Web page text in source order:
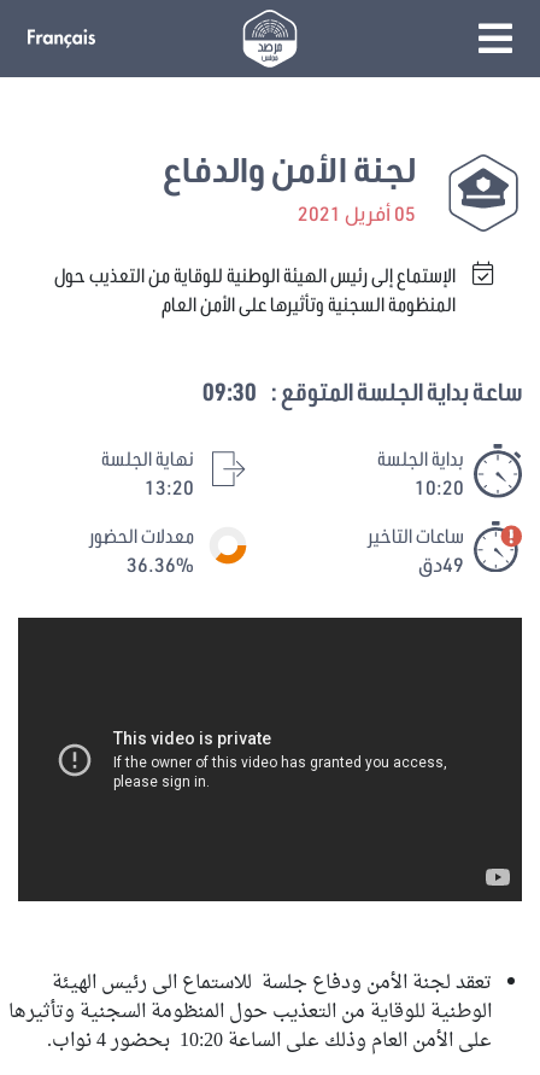
لجنة الأمن والدفاع
05 أفريل 2021
الإستماع إلى رئيس الهيئة الوطنية للوقاية من التعذيب حول
المنظومة السجنية وتأثيرها على الأمن العام
ساعة بداية الجلسة المتوقع : 09:30
بداية الجلسة
10:20
نهاية الجلسة
13:20
ساعات التاخير
49دق
معدلات الحضور
36.36%
تعقد لجنة الأمن ودفاع جلسة للاستماع الى رئيس الهيئة
الوطنية للوقاية من التعذيب حول المنظومة السجنية وتأثيرها
على الأمن العام وذلك على الساعة 10:20 بحضور 4 نواب.